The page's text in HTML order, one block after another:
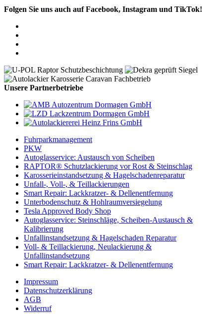
Folgen Sie uns auch auf Facebook, Instagram und TikTok!
Unsere Partnerbetriebe
Fuhrparkmanagement
PKW
Autoglasservice: Austausch von Scheiben
RAPTOR® Schutzlackierung vor Rost & Steinschlag
Karosserieinstandsetzung & Hagelschadenreparatur
Unfall-, Voll-, & Teillackierungen
Smart Repair: Lackkratzer- & Dellenentfernung
Unterbodenschutz & Hohlraumversiegelung
Tesla Approved Body Shop
Autoglasservice: Steinschläge, Scheiben-Austausch &
Kalibrierung
Unfallinstandsetzung & Hagelschaden Reparatur
Voll- & Teillackierung, Neulackierung &
Unfallinstandsetzung
Smart Repair: Lackkratzer- & Dellenentfernung
Impressum
Datenschutzerklärung
AGB
Widerruf